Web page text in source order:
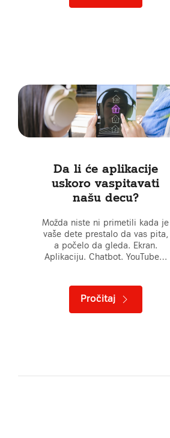
Da li će aplikacije
uskoro vaspitavati
našu decu?
Možda niste ni primetili kada je
vaše dete prestalo da vas pita,
a počelo da gleda. Ekran.
Aplikaciju. Chatbot. YouTube…
Pročitaj